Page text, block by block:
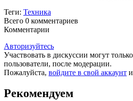
Теги: Техника
Всего 0 комментариев
Комментарии
Авторизуйтесь
Участвовать в дискуссии могут
пользователи, после модерации.
Пожалуйста, войдите в свой аккаунт
Рекомендуем